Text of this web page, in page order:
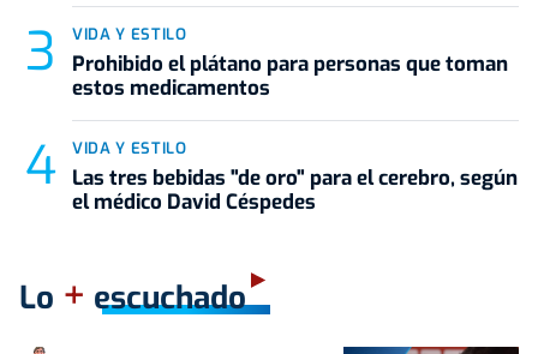
VIDA Y ESTILO
Prohibido el plátano para personas que toman
estos medicamentos
VIDA Y ESTILO
Las tres bebidas "de oro" para el cerebro, según
el médico David Céspedes
Lo + escuchado